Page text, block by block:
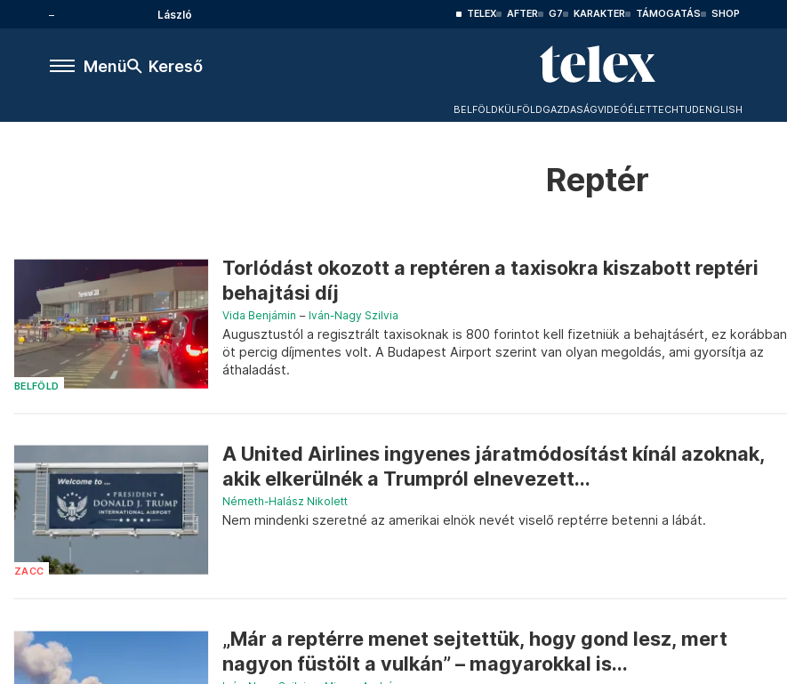
László TELEX AFTER G7 KARAKTER TÁMOGATÁS SHOP
Menü Kereső
BELFÖLDKÜLFÖLDGAZDASÁGVIDEÓÉLETTECHTUDENGLISH
Reptér
BELFÖLD
Torlódást okozott a reptéren a taxisokra kiszabott reptéri
behajtási díj
Vida Benjámin – Iván-Nagy Szilvia
Augusztustól a regisztrált taxisoknak is 800 forintot kell fizetniük a behajtásért, ez korábban
öt percig díjmentes volt. A Budapest Airport szerint van olyan megoldás, ami gyorsítja az
áthaladást.
ZACC
A United Airlines ingyenes járatmódosítást kínál azoknak,
akik elkerülnék a Trumpról elnevezett...
Németh-Halász Nikolett
Nem mindenki szeretné az amerikai elnök nevét viselő reptérre betenni a lábát.
„Már a reptérre menet sejtettük, hogy gond lesz, mert
nagyon füstölt a vulkán” – magyarokkal is...